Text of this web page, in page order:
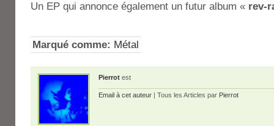
Un EP qui annonce également un futur album « rev-
Marqué comme: Métal
Pierrot est
Email à cet auteur | Tous les Articles par Pierrot